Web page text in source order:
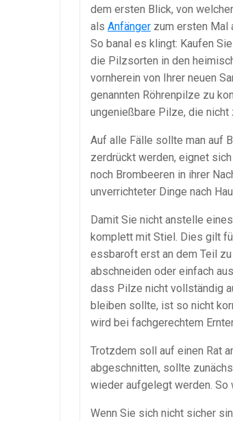
dem ersten Blick, von
als Anfänger zum ersten Mal
So banal es klingt: Kaufen
die Pilzsorten in den
vornherein von Ihrer neuen
genannten Röhrenpilze zu
ungenießbare Pilze, die nicht
Auf alle Fälle sollte man auf
zerdrückt werden, eignet
noch Brombeeren in ihrer
unverrichteter Dinge nach
Damit Sie nicht anstelle
komplett mit Stiel. Dies gilt
essbaroft erst an dem Teil
abschneiden oder einfach
dass Pilze nicht vollständig
bleiben sollte, ist so nicht
wird bei fachgerechtem
Trotzdem soll auf einen Rat
abgeschnitten, sollte
wieder aufgelegt werden. So
Wenn Sie sich nicht sicher